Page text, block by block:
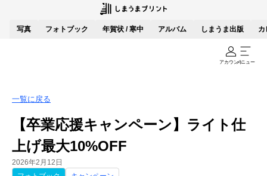
写真 フォトブック 年賀状 / 寒中 アルバム しまうま出版 カ
アカウントメニュー
一覧に戻る
【卒業応援キャンペーン】ライト仕
上げ最大10%OFF
2026年2月12日